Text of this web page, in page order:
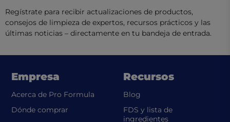
Regístrate para recibir actualizaciones de productos,
consejos de limpieza de expertos, recursos prácticos y las
últimas noticias – directamente en tu bandeja de entrada.
Empresa
Acerca de Pro Formula
Dónde comprar
Recursos
Blog
FDS y lista de
ingredientes(opens in a new